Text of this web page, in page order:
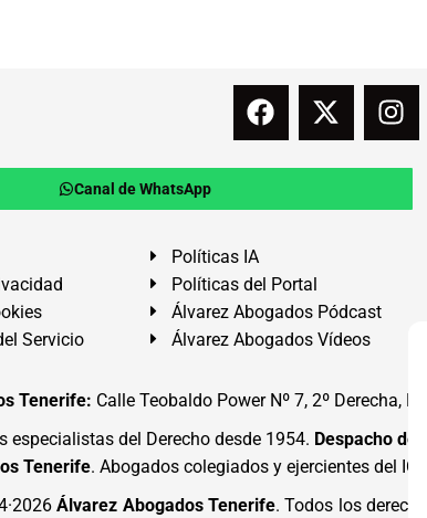
Canal de WhatsApp
Servicio
Políticas IA
Políticas del Portal
Álvarez Abogados Pódcast
Álvarez Abogados Vídeos
Tenerife: Calle Teobaldo Power Nº 7, 2º Derecha,
especialistas del Derecho desde 1954. Despacho de
Tenerife. Abogados colegiados y ejercientes del
Álvarez Abogados Tenerife. Todos los